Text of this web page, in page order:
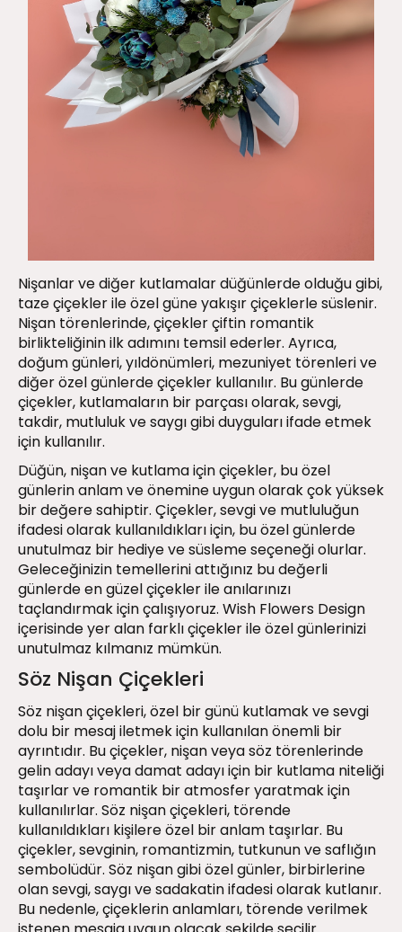
Nişanlar ve diğer kutlamalar düğünlerde olduğu gibi,
taze çiçekler ile özel güne yakışır çiçeklerle süslenir.
Nişan törenlerinde, çiçekler çiftin romantik
birlikteliğinin ilk adımını temsil ederler. Ayrıca,
doğum günleri, yıldönümleri, mezuniyet törenleri ve
diğer özel günlerde çiçekler kullanılır. Bu günlerde
çiçekler, kutlamaların bir parçası olarak, sevgi,
takdir, mutluluk ve saygı gibi duyguları ifade etmek
için kullanılır.
Düğün, nişan ve kutlama için çiçekler, bu özel
günlerin anlam ve önemine uygun olarak çok yüksek
bir değere sahiptir. Çiçekler, sevgi ve mutluluğun
ifadesi olarak kullanıldıkları için, bu özel günlerde
unutulmaz bir hediye ve süsleme seçeneği olurlar.
Geleceğinizin temellerini attığınız bu değerli
günlerde en güzel çiçekler ile anılarınızı
taçlandırmak için çalışıyoruz. Wish Flowers Design
içerisinde yer alan farklı çiçekler ile özel günlerinizi
unutulmaz kılmanız mümkün.
Söz Nişan Çiçekleri
Söz nişan çiçekleri, özel bir günü kutlamak ve sevgi
dolu bir mesaj iletmek için kullanılan önemli bir
ayrıntıdır. Bu çiçekler, nişan veya söz törenlerinde
gelin adayı veya damat adayı için bir kutlama niteliği
taşırlar ve romantik bir atmosfer yaratmak için
kullanılırlar. Söz nişan çiçekleri, törende
kullanıldıkları kişilere özel bir anlam taşırlar. Bu
çiçekler, sevginin, romantizmin, tutkunun ve saflığın
sembolüdür. Söz nişan gibi özel günler, birbirlerine
olan sevgi, saygı ve sadakatin ifadesi olarak kutlanır.
Bu nedenle, çiçeklerin anlamları, törende verilmek